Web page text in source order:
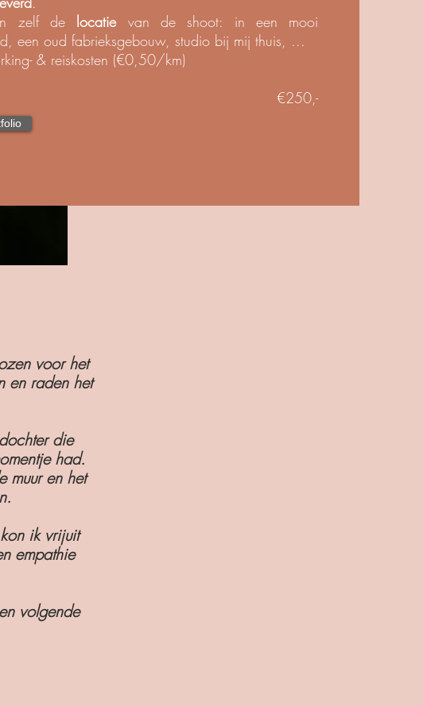
zelf de locatie van de shoot: in een mooi
een oud fabrieksgebouw, studio bij mij thuis, ...
& reiskosten (€0,50/km)
€250,-
voor het
en raden het
die
had.
muur en het
ik vrijuit
empathie
volgende